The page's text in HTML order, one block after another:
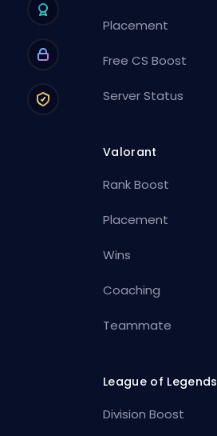
Placement
Free CS Boost
Server Status
Valorant
Rank Boost
Placement
Wins
Coaching
Teammate
League of Legends
Division Boost